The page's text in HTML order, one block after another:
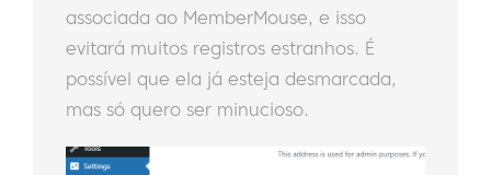
associada ao MemberMouse, e isso
evitará muitos registros estranhos. É
possível que ela já esteja desmarcada,
mas só quero ser minucioso.